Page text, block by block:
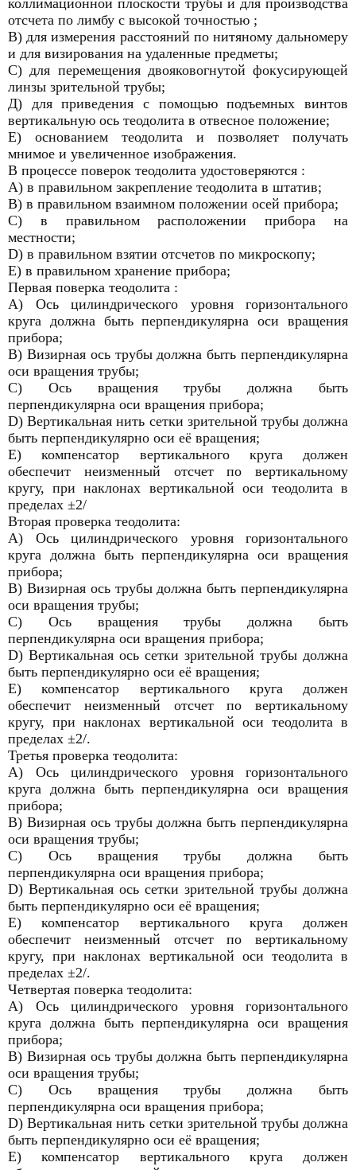
коллимационной плоскости трубы и для производства
отсчета по лимбу с высокой точностью ;
В) для измерения расстояний по нитяному дальномеру
и для визирования на удаленные предметы;
С) для перемещения двояковогнутой фокусирующей
линзы зрительной трубы;
Д) для приведения с помощью подъемных винтов
вертикальную ось теодолита в отвесное положение;
Е) основанием теодолита и позволяет получать
мнимое и увеличенное изображения.
В процессе поверок теодолита удостоверяются :
А) в правильном закрепление теодолита в штатив;
В) в правильном взаимном положении осей прибора;
С) в правильном расположении прибора на
местности;
D) в правильном взятии отсчетов по микроскопу;
Е) в правильном хранение прибора;
Первая поверка теодолита :
А) Ось цилиндрического уровня горизонтального
круга должна быть перпендикулярна оси вращения
прибора;
В) Визирная ось трубы должна быть перпендикулярна
оси вращения трубы;
С) Ось вращения трубы должна быть
перпендикулярна оси вращения прибора;
D) Вертикальная нить сетки зрительной трубы должна
быть перпендикулярно оси её вращения;
Е) компенсатор вертикального круга должен
обеспечит неизменный отсчет по вертикальному
кругу, при наклонах вертикальной оси теодолита в
пределах ±2/
Вторая проверка теодолита:
А) Ось цилиндрического уровня горизонтального
круга должна быть перпендикулярна оси вращения
прибора;
В) Визирная ось трубы должна быть перпендикулярна
оси вращения трубы;
С) Ось вращения трубы должна быть
перпендикулярна оси вращения прибора;
D) Вертикальная ось сетки зрительной трубы должна
быть перпендикулярно оси её вращения;
Е) компенсатор вертикального круга должен
обеспечит неизменный отсчет по вертикальному
кругу, при наклонах вертикальной оси теодолита в
пределах ±2/.
Третья проверка теодолита:
А) Ось цилиндрического уровня горизонтального
круга должна быть перпендикулярна оси вращения
прибора;
В) Визирная ось трубы должна быть перпендикулярна
оси вращения трубы;
С) Ось вращения трубы должна быть
перпендикулярна оси вращения прибора;
D) Вертикальная ось сетки зрительной трубы должна
быть перпендикулярно оси её вращения;
Е) компенсатор вертикального круга должен
обеспечит неизменный отсчет по вертикальному
кругу, при наклонах вертикальной оси теодолита в
пределах ±2/.
Четвертая поверка теодолита:
А) Ось цилиндрического уровня горизонтального
круга должна быть перпендикулярна оси вращения
прибора;
В) Визирная ось трубы должна быть перпендикулярна
оси вращения трубы;
С) Ось вращения трубы должна быть
перпендикулярна оси вращения прибора;
D) Вертикальная нить сетки зрительной трубы должна
быть перпендикулярно оси её вращения;
Е) компенсатор вертикального круга должен